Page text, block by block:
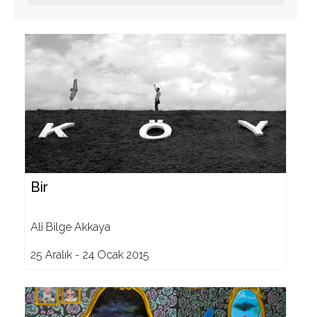
Bir
Ali Bilge Akkaya
25 Aralık - 24 Ocak 2015